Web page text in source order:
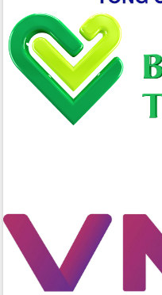
nước Đà Nông lần thứ I năm 2026
Kỳ họp Chuyên đề lần thứ Năm, HĐND
tỉnh Đắk Lắk thông qua các nghị quyết
quan trọng
Thống nhất danh sách giới thiệu ứng
cử đại biểu Quốc hội khoá XVI và đại
biểu HĐND tỉnh Đắk Lắk, nhiệm kỳ
Hội nghị Báo cáo viên Trung ương
tháng 01/2026
Phó Thủ tướng Hồ Quốc Dũng đánh giá
cao kết quả Chiến dịch Quang Trung
tại Đắk Lắk